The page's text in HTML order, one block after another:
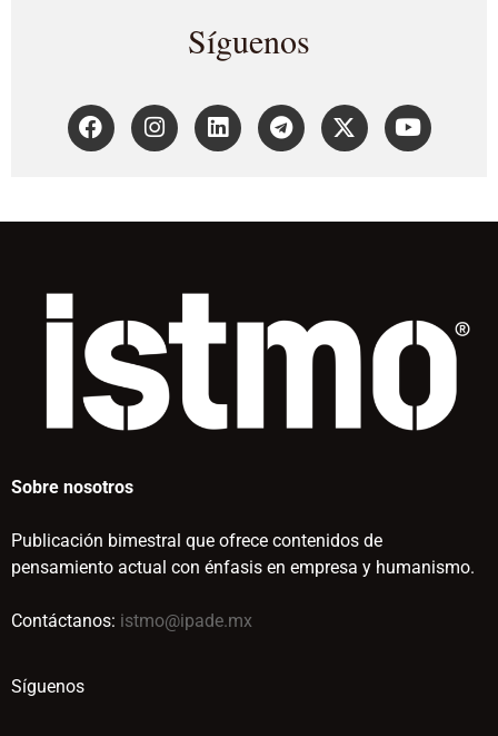
Síguenos
Sobre nosotros
Publicación bimestral que ofrece contenidos de
pensamiento actual con énfasis en empresa y humanismo.
Contáctanos: istmo@ipade.mx
Síguenos